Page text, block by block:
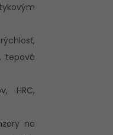
tepová
HRC,
na